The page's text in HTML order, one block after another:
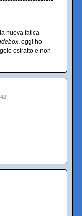
nuova fatica
, oggi ho
estratto e non